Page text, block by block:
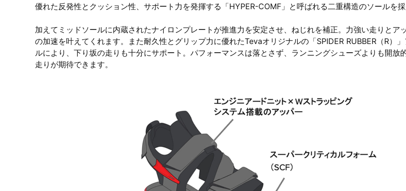
優れた反発性とクッション性、サポート力を発揮する「HYPER-COMF」と呼ばれる二重構造のソールを採
加えてミッドソールに内蔵されたナイロンプレートが推進力を安定させ、ねじれを補正。力強い走りとア
の加速を叶えてくれます。また耐久性とグリップ力に優れたTevaオリジナルの「SPIDER RUBBER（R）
ルにより、下り坂の走りも十分にサポート。パフォーマンスは落とさず、ランニングシューズよりも開放
走りが期待できます。